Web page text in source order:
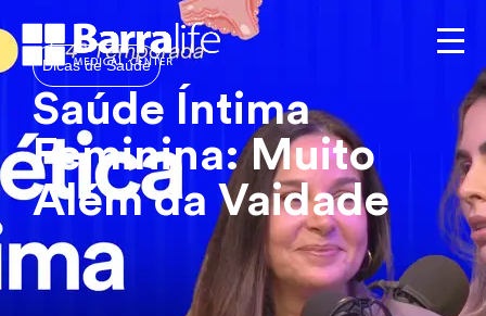
Dicas de Saúde
Saúde Íntima
Feminina: Muito
Além da Vaidade